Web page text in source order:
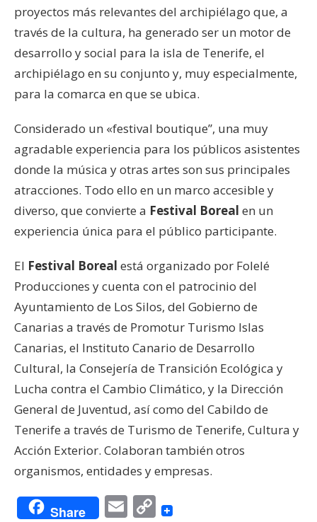
proyectos más relevantes del archipiélago que, a
través de la cultura, ha generado ser un motor de
desarrollo y social para la isla de Tenerife, el
archipiélago en su conjunto y, muy especialmente,
para la comarca en que se ubica.
Considerado un «festival boutique”, una muy
agradable experiencia para los públicos asistentes
donde la música y otras artes son sus principales
atracciones. Todo ello en un marco accesible y
diverso, que convierte a Festival Boreal en un
experiencia única para el público participante.
El Festival Boreal está organizado por Folelé
Producciones y cuenta con el patrocinio del
Ayuntamiento de Los Silos, del Gobierno de
Canarias a través de Promotur Turismo Islas
Canarias, el Instituto Canario de Desarrollo
Cultural, la Consejería de Transición Ecológica y
Lucha contra el Cambio Climático, y la Dirección
General de Juventud, así como del Cabildo de
Tenerife a través de Turismo de Tenerife, Cultura y
Acción Exterior. Colaboran también otros
organismos, entidades y empresas.
Share EmailCopy